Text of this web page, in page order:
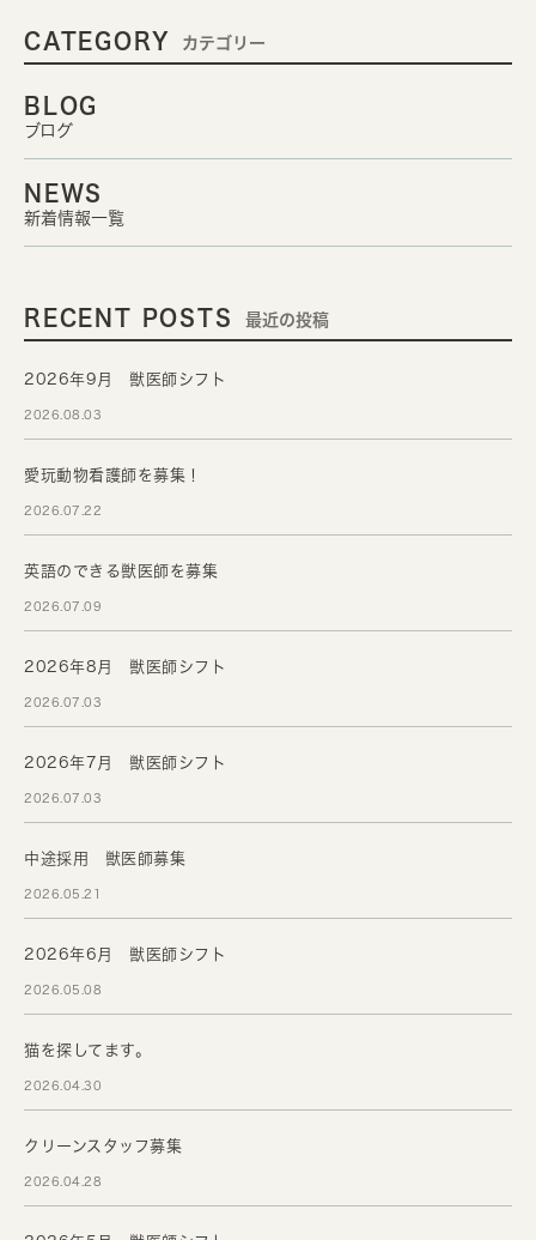
CATEGORY カテゴリー
BLOG
ブログ
NEWS
新着情報一覧
RECENT POSTS 最近の投稿
2026年9月 獣医師シフト
2026.08.03
愛玩動物看護師を募集！
2026.07.22
英語のできる獣医師を募集
2026.07.09
2026年8月 獣医師シフト
2026.07.03
2026年7月 獣医師シフト
2026.07.03
中途採用 獣医師募集
2026.05.21
2026年6月 獣医師シフト
2026.05.08
猫を探してます。
2026.04.30
クリーンスタッフ募集
2026.04.28